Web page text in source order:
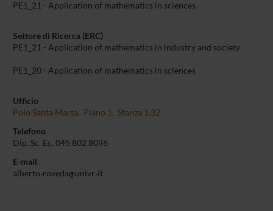
PE1_21 - Application of mathematics in sciences
Settore di Ricerca (ERC)
PE1_21 - Application of mathematics in industry and society
PE1_20 - Application of mathematics in sciences
Ufficio
Polo Santa Marta, Piano 1, Stanza 1.32
Telefono
Dip. Sc. Ec. 045 802 8096
E-mail
alberto roveda univr it